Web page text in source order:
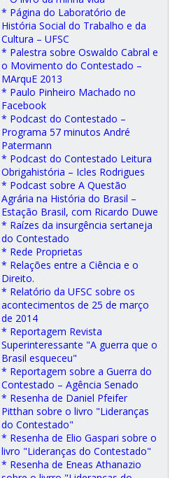
* Página do Laboratório de
História Social do Trabalho e da
Cultura – UFSC
* Palestra sobre Oswaldo Cabral e
o Movimento do Contestado –
MArquE 2013
* Paulo Pinheiro Machado no
Facebook
* Podcast do Contestado –
Programa 57 minutos André
Patermann
* Podcast do Contestado Leitura
Obrigahistória – Icles Rodrigues
* Podcast sobre A Questão
Agrária na História do Brasil –
Estação Brasil, com Ricardo Duwe
* Raízes da insurgência sertaneja
do Contestado
* Rede Proprietas
* Relações entre a Ciência e o
Direito.
* Relatório da UFSC sobre os
acontecimentos de 25 de março
de 2014
* Reportagem Revista
Superinteressante "A guerra que o
Brasil esqueceu"
* Reportagem sobre a Guerra do
Contestado – Agência Senado
* Resenha de Daniel Pfeifer
Pitthan sobre o livro "Lideranças
do Contestado"
* Resenha de Elio Gaspari sobre o
livro "Lideranças do Contestado"
* Resenha de Eneas Athanazio